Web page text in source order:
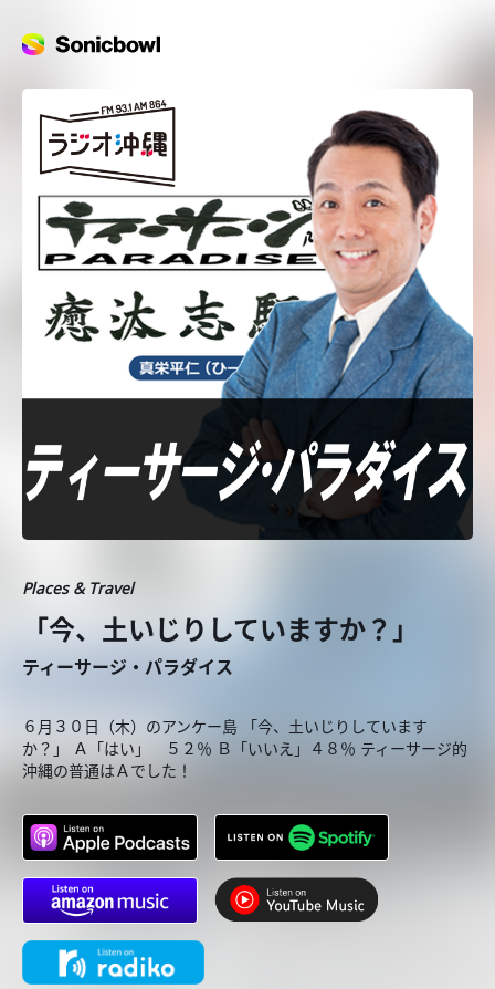
Places & Travel
「今、土いじりしていますか？」
ティーサージ・パラダイス
６月３０日（木）のアンケー島 「今、土いじりしています
か？」 Ａ「はい」 ５２％ Ｂ「いいえ」４８％ ティーサージ的
沖縄の普通はＡでした！